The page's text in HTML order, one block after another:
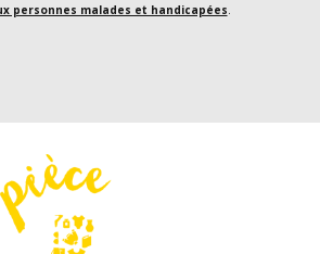
personnes malades et handicapées.